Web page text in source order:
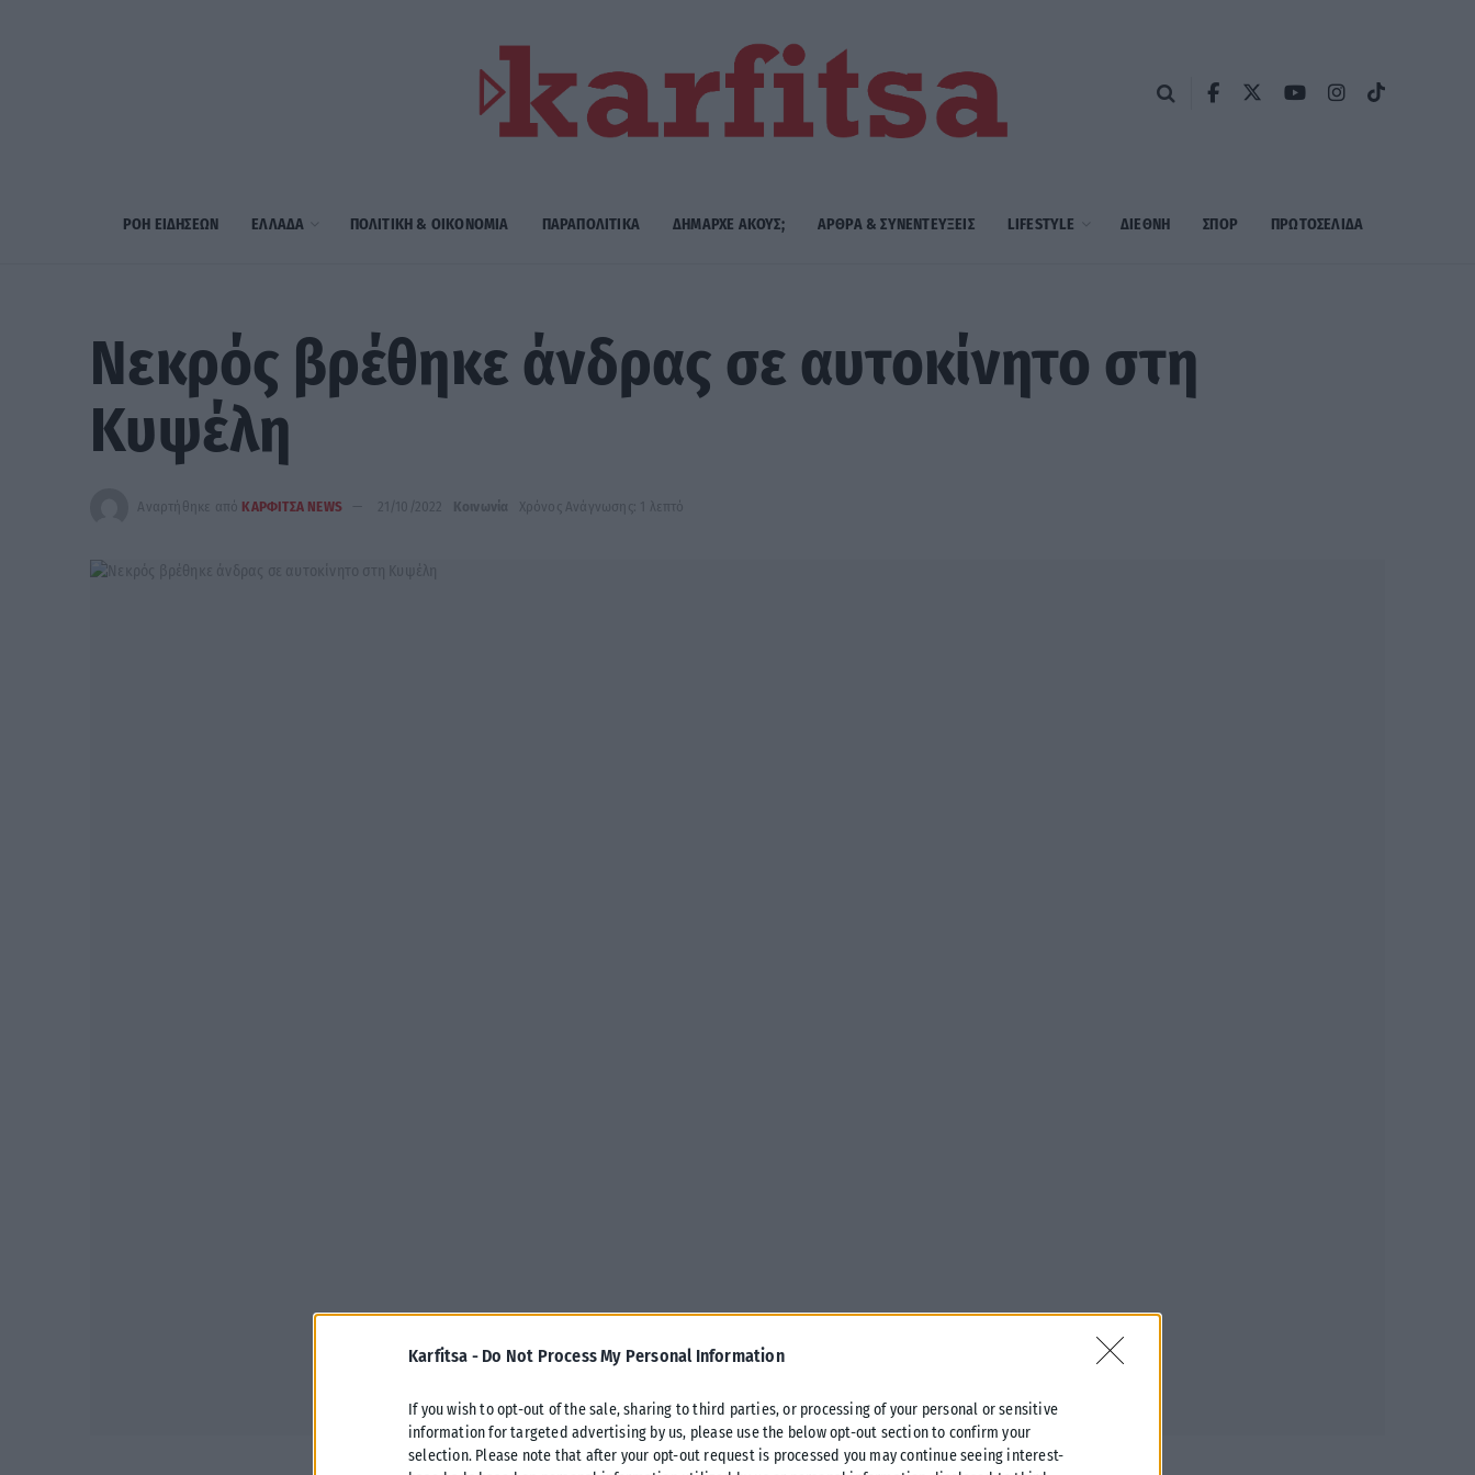
Karfitsa - Do Not Process My Personal Information
If you wish to opt-out of the sale, sharing to third parties, or processing of your personal or sensitive
information for targeted advertising by us, please use the below opt-out section to confirm your
selection. Please note that after your opt-out request is processed you may continue seeing interest-
ΡΟΗ ΕΙΔΗΣΕΩΝ ΕΛΛΑΔΑ ΠΟΛΙΤΙΚΗ & ΟΙΚΟΝΟΜΙΑ ΠΑΡΑΠΟΛΙΤΙΚΑ ΔΗΜΑΡΧE ΑΚΟΥΣ; ΑΡΘΡΑ & ΣΥΝΕΝΤΕΥΞΕΙΣ LIFESTYLE ΔΙΕΘΝΗ ΣΠΟΡ ΠΡΩΤΟΣΈΛΙΔΑ
Νεκρός βρέθηκε άνδρας σε αυτοκίνητο στη
Κυψέλη
Αναρτήθηκε από ΚΑΡΦΙΤΣΑ NEWS 21/10/2022 Κοινωνία Χρόνος Ανάγνωσης: 1 λεπτό